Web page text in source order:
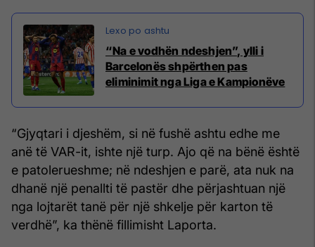
“Na e vodhën ndeshjen”, ylli i
Barcelonës shpërthen pas
eliminimit nga Liga e Kampionëve
“Gjyqtari i djeshëm, si në fushë ashtu edhe me
anë të VAR-it, ishte një turp. Ajo që na bënë është
e patolerueshme; në ndeshjen e parë, ata nuk na
dhanë një penallti të pastër dhe përjashtuan një
nga lojtarët tanë për një shkelje për karton të
verdhë”, ka thënë fillimisht Laporta.